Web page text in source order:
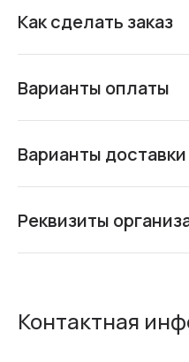
Как сделать заказ
Варианты оплаты
Варианты доставки
Реквизиты
Контактная